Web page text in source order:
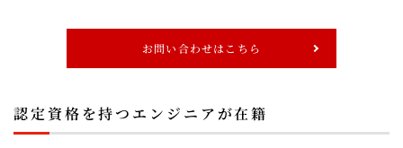
お問い合わせはこちら
認定資格を持つエンジニアが在籍